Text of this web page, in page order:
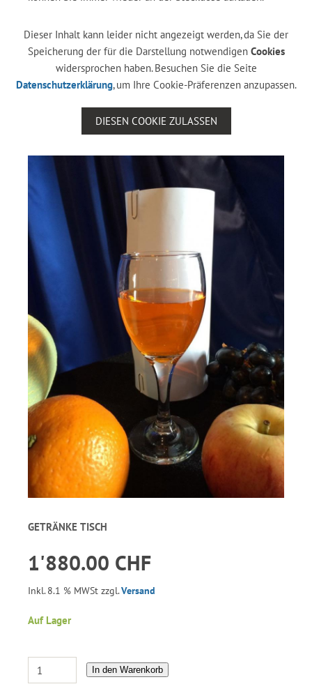
Dieser Inhalt kann leider nicht angezeigt werden, da Sie der
Speicherung der für die Darstellung notwendigen Cookies
widersprochen haben. Besuchen Sie die Seite
Datenschutzerklärung, um Ihre Cookie-Präferenzen anzupassen.
DIESEN COOKIE ZULASSEN
GETRÄNKE TISCH
1'880.00 CHF
Inkl. 8.1 % MWSt zzgl.Versand
Auf Lager
In den Warenkorb